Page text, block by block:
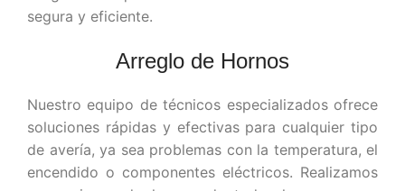
segura y eficiente.
Arreglo de Hornos
Nuestro equipo de técnicos especializados ofrece
soluciones rápidas y efectivas para cualquier tipo
de avería, ya sea problemas con la temperatura, el
encendido o componentes eléctricos. Realizamos